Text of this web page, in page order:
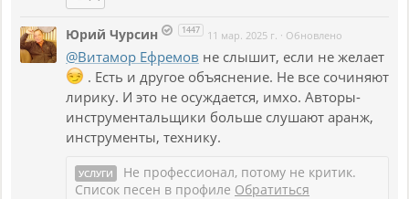
Юрий Чурсин 1447 11 мар. 2025 г. · Обновлено
@Витамор Ефремов не слышит, если не желает
. Есть и другое объяснение. Не все сочиняют
лирику. И это не осуждается, имхо. Авторы-
инструментальщики больше слушают аранж,
инструменты, технику.
УСЛУГИ
Не профессионал, потому не критик.
Список песен в профиле Обратиться